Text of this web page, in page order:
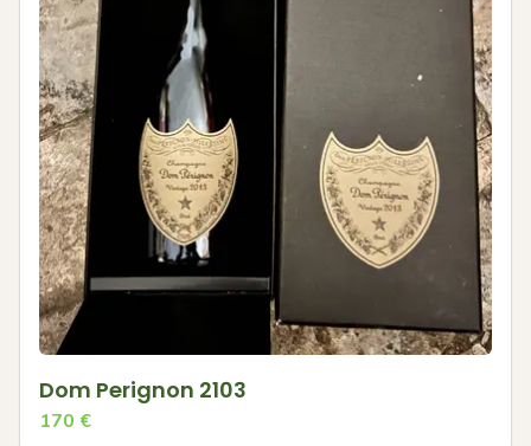
Dom Perignon 2103
170 €